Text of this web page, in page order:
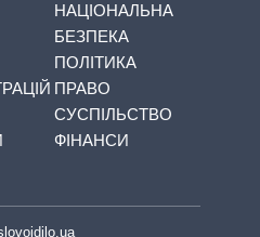
НАЦІОНАЛЬНА
БЕЗПЕКА
ПОЛІТИКА
ПРАВО
СУСПІЛЬСТВО
ФІНАНСИ